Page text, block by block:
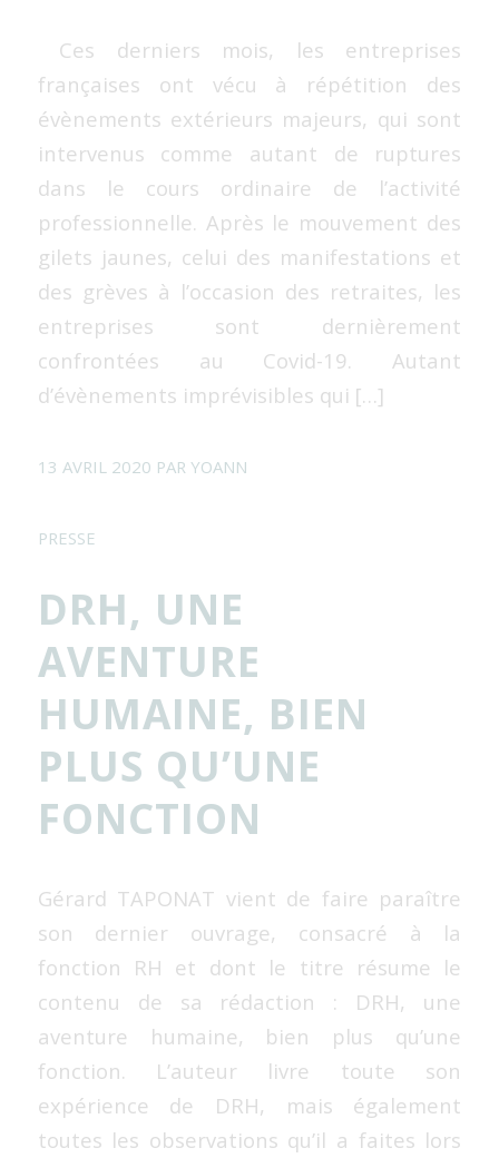
Ces derniers mois, les entreprises
françaises ont vécu à répétition des
évènements extérieurs majeurs, qui sont
intervenus comme autant de ruptures
dans le cours ordinaire de l’activité
professionnelle. Après le mouvement des
gilets jaunes, celui des manifestations et
des grèves à l’occasion des retraites, les
entreprises sont dernièrement
confrontées au Covid-19. Autant
d’évènements imprévisibles qui […]
13 AVRIL 2020 PAR YOANN
PRESSE
DRH, UNE
AVENTURE
HUMAINE, BIEN
PLUS QU’UNE
FONCTION
Gérard TAPONAT vient de faire paraître
son dernier ouvrage, consacré à la
fonction RH et dont le titre résume le
contenu de sa rédaction : DRH, une
aventure humaine, bien plus qu’une
fonction. L’auteur livre toute son
expérience de DRH, mais également
toutes les observations qu’il a faites lors